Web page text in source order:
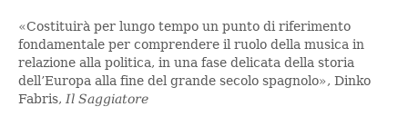
«Costituirà per lungo tempo un punto di riferimento
fondamentale per comprendere il ruolo della musica in
relazione alla politica, in una fase delicata della storia
dell’Europa alla fine del grande secolo spagnolo», Dinko
Fabris, Il Saggiatore